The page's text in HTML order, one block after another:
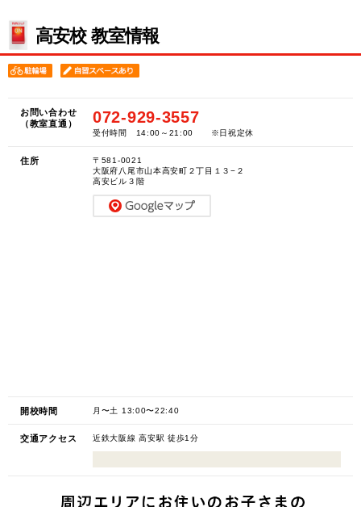
高安校 教室情報
お問い合わせ
（教室直通）
072-929-3557
受付時間 14:00～21:00 ※日祝定休
住所
〒581-0021
大阪府八尾市山本高安町２丁目１３−２
高安ビル３階
開校時間 月〜土 13:00〜22:40
交通アクセス 近鉄大阪線 高安駅 徒歩1分